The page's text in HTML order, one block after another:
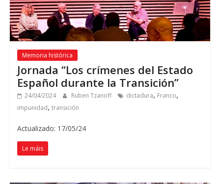
Memoria histórica
Jornada “Los crímenes del Estado
Español durante la Transición”
24/04/2024 Ruben Tzanoff dictadura, Franco,
impunidad, transición
Actualizado: 17/05/24
Le máis